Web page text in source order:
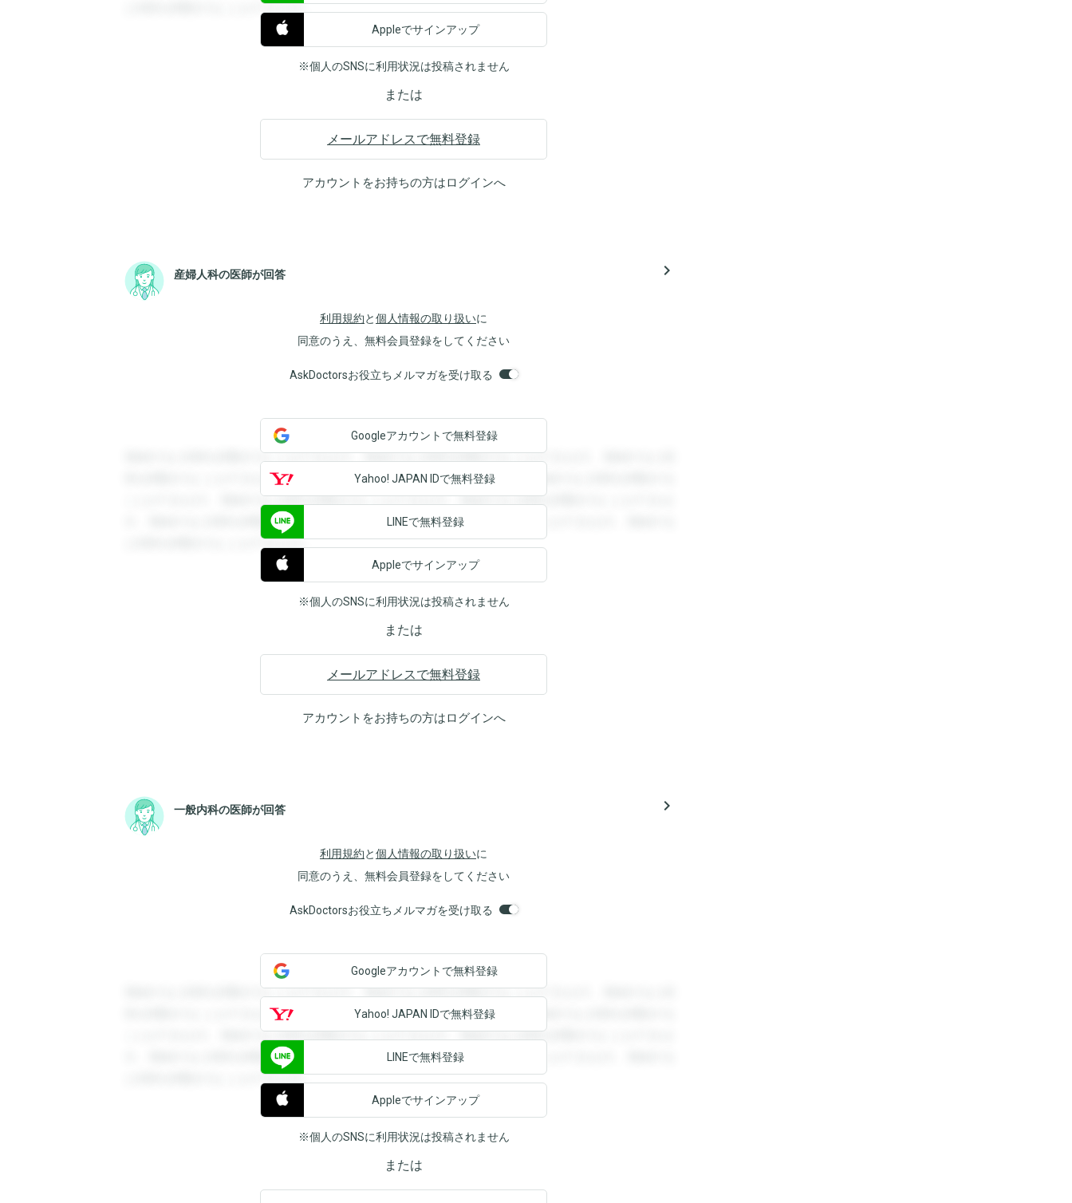
と回答を閲覧することができます。
Appleでサインアップ
※個人のSNSに利用状況は投稿されません
または
メールアドレスで無料登録
アカウントをお持ちの方はログインへ
産婦人科の医師が回答 navigate_next
利用規約と個人情報の取り扱いに
同意のうえ、無料会員登録をしてください
AskDoctorsお役立ちメルマガを受け取る
登録すると回答を閲覧することができます。登録すると回答を閲覧することができます。登録すると回
答を閲覧することができます。登録すると回答を閲覧することができます。登録すると回答を閲覧する
ことができます。登録すると回答を閲覧することができます。登録すると回答を閲覧することができま
す。登録すると回答を閲覧することができます。登録すると回答を閲覧することができます。登録する
と回答を閲覧することができます。
Googleアカウントで無料登録
Yahoo! JAPAN IDで無料登録
LINEで無料登録
Appleでサインアップ
※個人のSNSに利用状況は投稿されません
または
メールアドレスで無料登録
アカウントをお持ちの方はログインへ
一般内科の医師が回答 navigate_next
利用規約と個人情報の取り扱いに
同意のうえ、無料会員登録をしてください
AskDoctorsお役立ちメルマガを受け取る
登録すると回答を閲覧することができます。登録すると回答を閲覧することができます。登録すると回
答を閲覧することができます。登録すると回答を閲覧することができます。登録すると回答を閲覧する
ことができます。登録すると回答を閲覧することができます。登録すると回答を閲覧することができま
す。登録すると回答を閲覧することができます。登録すると回答を閲覧することができます。登録する
と回答を閲覧することができます。
Googleアカウントで無料登録
Yahoo! JAPAN IDで無料登録
LINEで無料登録
Appleでサインアップ
※個人のSNSに利用状況は投稿されません
または